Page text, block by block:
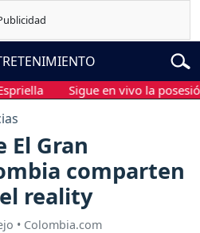
Sigue en vivo la posesión
El Gran
comparten
reality
• Colombia.com